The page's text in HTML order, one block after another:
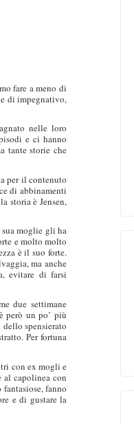
fare a meno di
di impegnativo,
nelle loro
e ci hanno
tante storie che
per il contenuto
di abbinamenti
storia è Jensen,
sua moglie gli ha
e molto molto
è il suo forte.
ma anche
evitare di farsi
due settimane
però un po’ più
spensierato
Per fortuna
con ex mogli e
al capolinea con
fanno
e di gustare la